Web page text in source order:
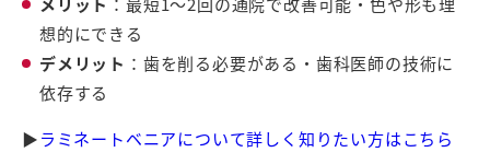
想的にできる
デメリット ：歯を削る必要がある・歯科医師の技術に
依存する
▶ラミネートベニアについて詳しく知りたい方はこちら